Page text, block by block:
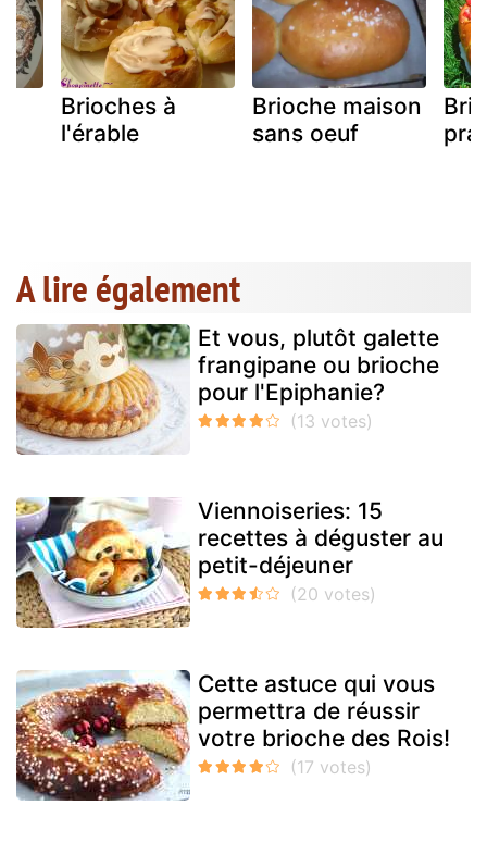
Brioches à
l'érable
Brioche maison
sans oeuf
A lire également
Et vous, plutôt galette
frangipane ou brioche
pour l'Epiphanie?
Viennoiseries: 15
recettes à déguster au
petit-déjeuner
Cette astuce qui vous
permettra de réussir
votre brioche des Rois!